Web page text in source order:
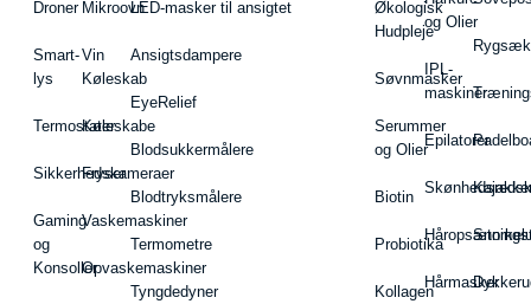
Droner
Smart-
lys
Termostater
Sikkerhedskameraer
Gaming
og
Konsoller
Mikroovn
Vin
Køleskab
Køleskabe
Fryser
Vaskemaskiner
Opvaskemaskiner
LED-masker til ansigtet
Ansigtsdampere
EyeRelief
Blodsukkermålere
Blodtryksmålere
Termometre
Tyngdedyner
Økologisk
Hudpleje
Søvnmasker
Serummer
og Olier
Biotin
Probiotika
Kollagen
og Olier
IPL-
maskiner
Epilatorer
Hårmasker